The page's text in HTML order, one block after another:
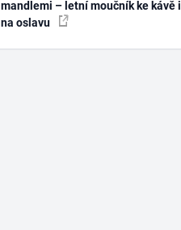
mandlemi – letní moučník ke kávě i
na oslavu